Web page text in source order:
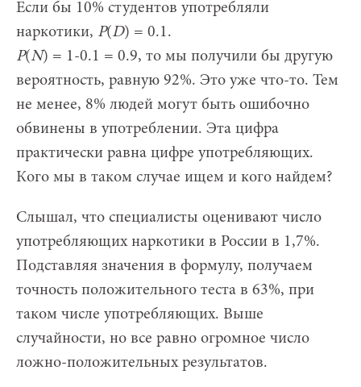
Если бы 10% студентов употребляли
наркотики, P(D) = 0.1.
P(N) = 1-0.1 = 0.9, то мы получили бы другую
вероятность, равную 92%. Это уже что-то. Тем
не менее, 8% людей могут быть ошибочно
обвинены в употреблении. Эта цифра
практически равна цифре употребляющих.
Кого мы в таком случае ищем и кого найдем?
Слышал, что специалисты оценивают число
употребляющих наркотики в России в 1,7%.
Подставляя значения в формулу, получаем
точность положительного теста в 63%, при
таком числе употребляющих. Выше
случайности, но все равно огромное число
ложно-положительных результатов.